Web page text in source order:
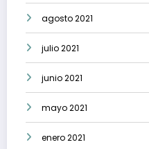
agosto 2021
julio 2021
junio 2021
mayo 2021
enero 2021